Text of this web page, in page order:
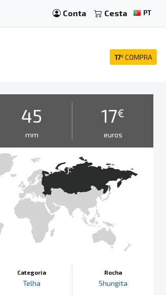
Conta Cesta PT
17€ COMPRA
45
mm
17€
euros
Categoria
Telha
Rocha
Shungita